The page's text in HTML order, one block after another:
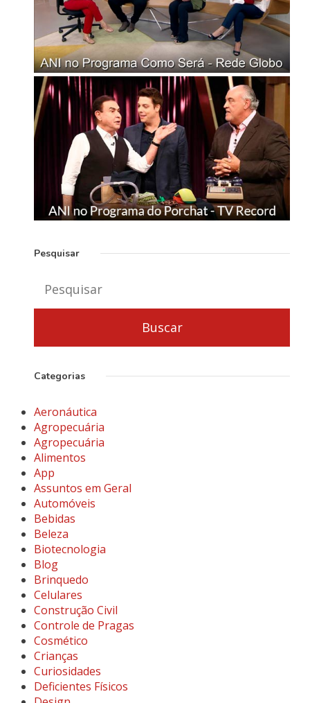
Pesquisar
Categorias
Aeronáutica
Agropecuária
Agropecuária
Alimentos
App
Assuntos em Geral
Automóveis
Bebidas
Beleza
Biotecnologia
Blog
Brinquedo
Celulares
Construção Civil
Controle de Pragas
Cosmético
Crianças
Curiosidades
Deficientes Físicos